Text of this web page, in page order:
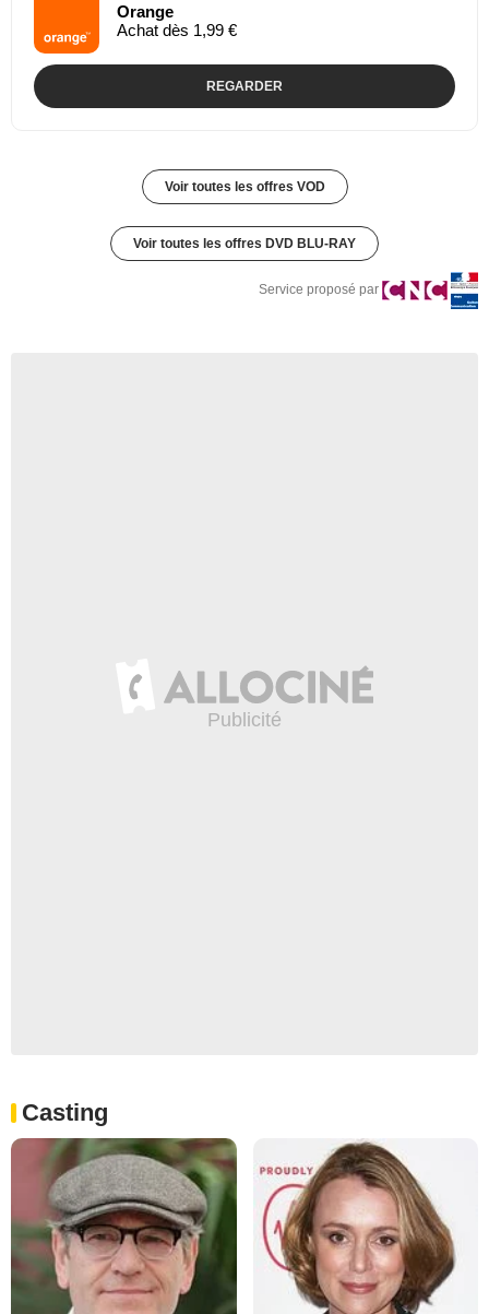
Orange
Achat dès 1,99 €
REGARDER
Voir toutes les offres VOD
Voir toutes les offres DVD BLU-RAY
Service proposé par
Casting